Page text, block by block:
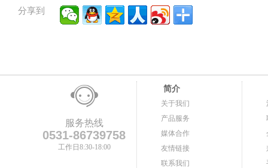
分享到
服务热线
0531-86739758
工作日8:30-18:00
简介
关于我们
产品服务
媒体合作
友情链接
联系我们